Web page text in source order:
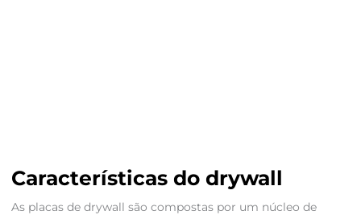
Características do drywall
As placas de drywall são compostas por um núcleo de